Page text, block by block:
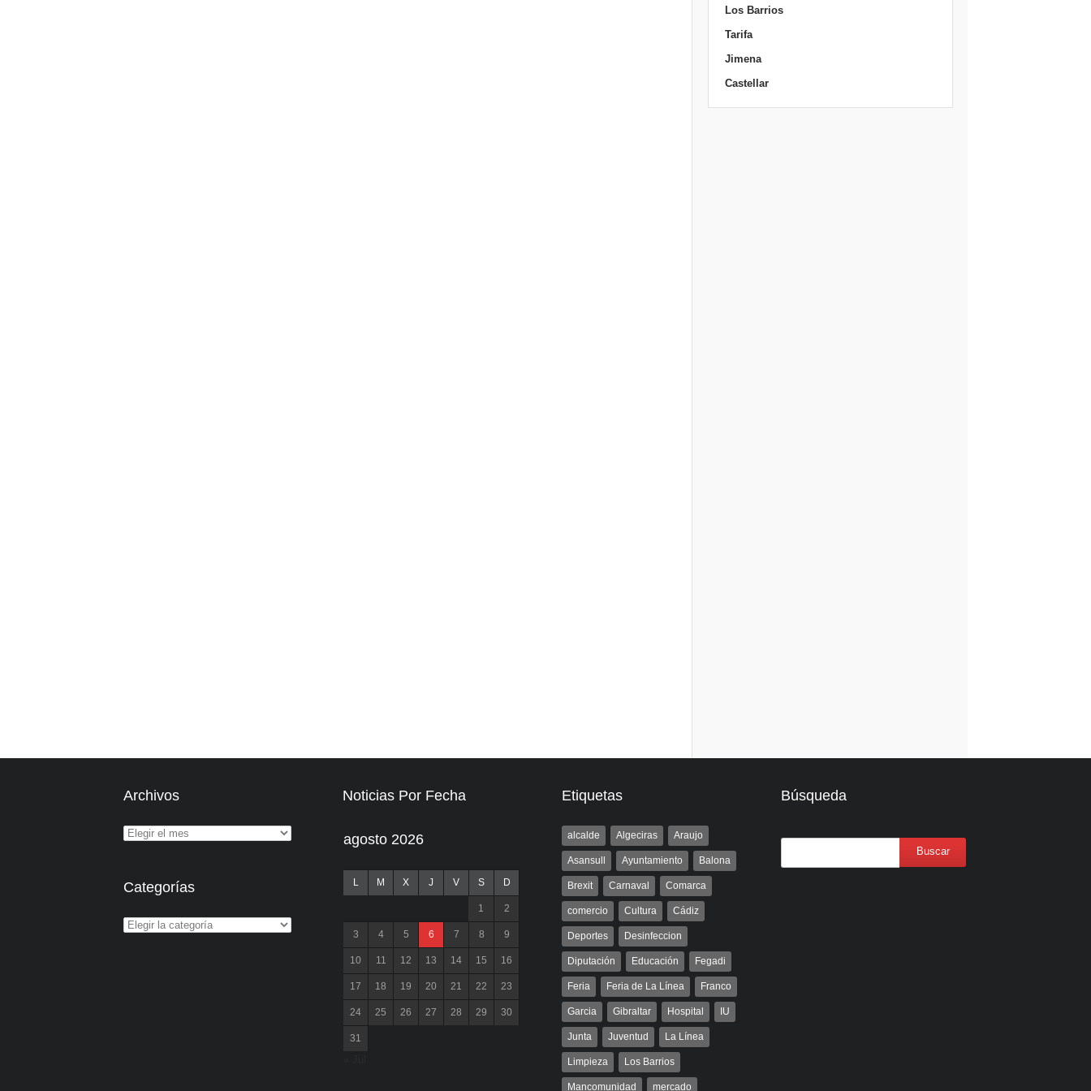
Los Barrios
Tarifa
Jimena
Castellar
Archivos
Categorías
Noticias Por Fecha
agosto 2026
L M X J V S D
1 2
3 4 5 6 7 8 9
10 11 12 13 14 15 16
17 18 19 20 21 22 23
24 25 26 27 28 29 30
31
Etiquetas
alcalde Algeciras Araujo
Asansull Ayuntamiento Balona
Brexit Carnaval Comarca
comercio Cultura Cádiz
Deportes Desinfeccion
Diputación Educación Fegadi
Feria Feria de La Línea Franco
Garcia Gibraltar Hospital IU
Junta Juventud La Línea
Limpieza Los Barrios
Mancomunidad mercado
Búsqueda